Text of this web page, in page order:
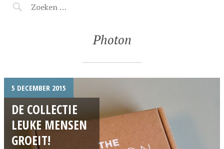
Photon
5 DECEMBER 2015
DE COLLECTIE
LEUKE MENSEN
GROEIT!